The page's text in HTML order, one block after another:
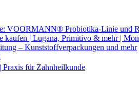
VOORMANN® Probiotika-Linie und
kaufen | Lugana, Primitivo & mehr |
– Kunststoffverpackungen und mehr
für Zahnheilkunde